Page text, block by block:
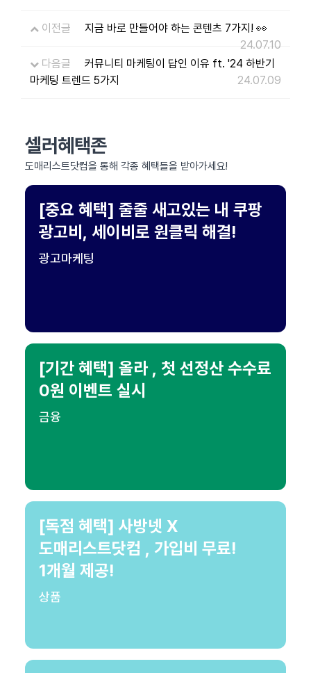
이전글
지금 바로 만들어야 하는 콘텐츠 7가지! 👀
24.07.10
다음글
커뮤니티 마케팅이 답인 이유 ft. '24 하반기
마케팅 트렌드 5가지
24.07.09
셀러혜택존
도매리스트닷컴을 통해 각종 혜택들을 받아가세요!
[중요 혜택] 줄줄 새고있는 내 쿠팡
광고비, 세이비로 원클릭 해결!
광고마케팅
[기간 혜택] 올라 , 첫 선정산 수수료
0원 이벤트 실시
금융
[독점 혜택] 사방넷 X
도매리스트닷컴 , 가입비 무료!
1개월 제공!
상품